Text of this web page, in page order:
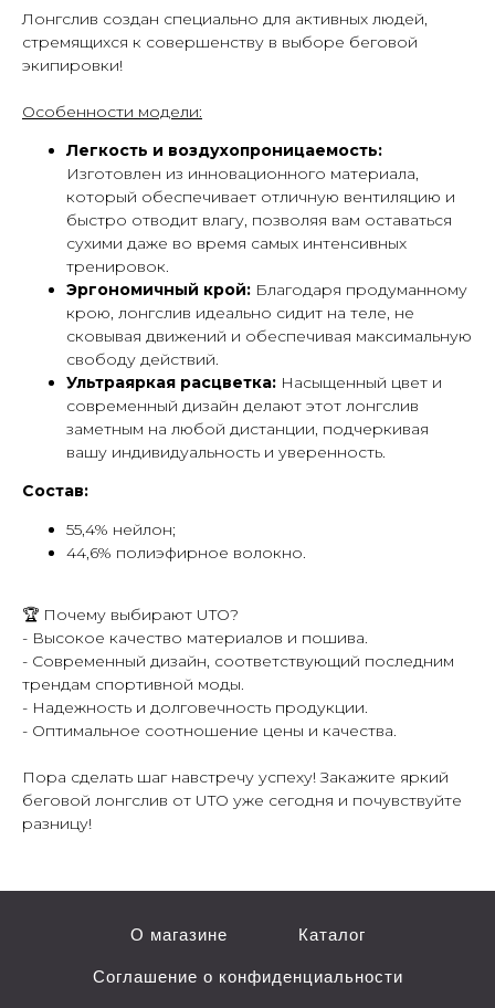
Лонгслив создан специально для активных людей,
стремящихся к совершенству в выборе беговой
экипировки!
Особенности модели:
Легкость и воздухопроницаемость:
Изготовлен из инновационного материала,
который обеспечивает отличную вентиляцию и
быстро отводит влагу, позволяя вам оставаться
сухими даже во время самых интенсивных
тренировок.
Эргономичный крой: Благодаря продуманному
крою, лонгслив идеально сидит на теле, не
сковывая движений и обеспечивая максимальную
свободу действий.
Ультраяркая расцветка: Насыщенный цвет и
современный дизайн делают этот лонгслив
заметным на любой дистанции, подчеркивая
вашу индивидуальность и уверенность.
Состав:
55,4% нейлон;
44,6% полиэфирное волокно.
🏆 Почему выбирают UTO?
- Высокое качество материалов и пошива.
- Современный дизайн, соответствующий последним
трендам спортивной моды.
- Надежность и долговечность продукции.
- Оптимальное соотношение цены и качества.
Пора сделать шаг навстречу успеху! Закажите яркий
беговой лонгслив от UTO уже сегодня и почувствуйте
разницу!
О магазине Каталог
Соглашение о конфиденциальности